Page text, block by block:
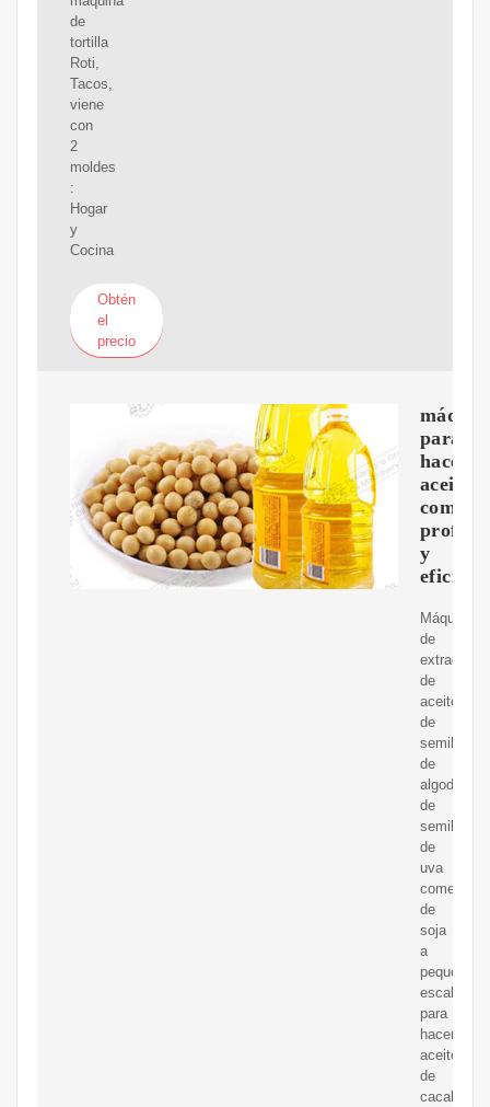
de
tortilla
Roti,
Tacos,
viene
con
2
moldes
:
Hogar
y
Cocina
Obtén
el
precio
para
hacer
aceite
y
Máquina
de
extracción
de
aceite
de
semilla
de
algodón
de
semilla
de
uva
comestible
de
soja
a
pequeña
escala
para
hacer
aceite
de
cacahuete